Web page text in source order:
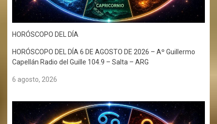
HORÓSCOPO DEL DÍA
HORÓSCOPO DEL DÍA 6 DE AGOSTO DE 2026 – Aº Guillermo
Capellán Radio del Guille 104.9 – Salta – ARG
6 agosto, 2026